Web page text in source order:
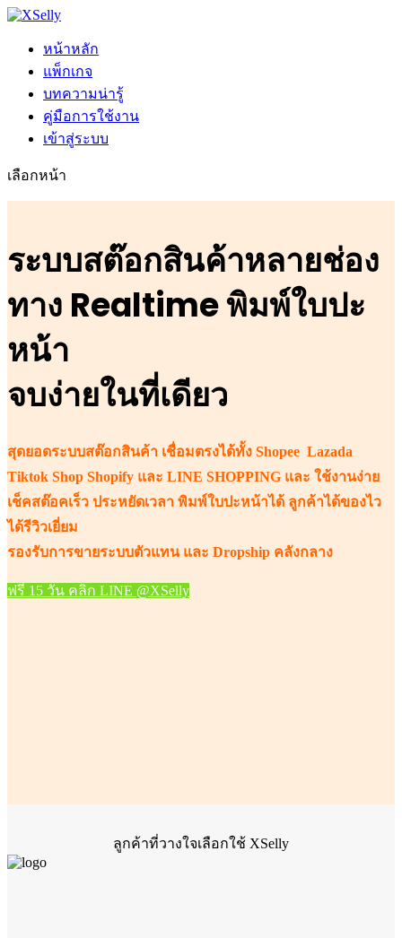
หน้าหลัก
แพ็กเกจ
บทความน่ารู้
คู่มือการใช้งาน
เข้าสู่ระบบ
เลือกหน้า
ระบบสต๊อกสินค้าหลายช่อง
ทาง Realtime พิมพ์ใบปะ
หน้า
จบง่ายในที่เดียว
สุดยอดระบบสต๊อกสินค้า เชื่อมตรงได้ทั้ง Shopee Lazada
Tiktok Shop Shopify และ LINE SHOPPING และ ใช้งานง่าย
เช็คสต๊อคเร็ว ประหยัดเวลา พิมพ์ใบปะหน้าได้ ลูกค้าได้ของไว
ได้รีวิวเยี่ยม
รองรับการขายระบบตัวแทน และ Dropship คลังกลาง
ฟรี 15 วัน คลิก LINE @XSelly
ลูกค้าที่วางใจเลือกใช้ XSelly